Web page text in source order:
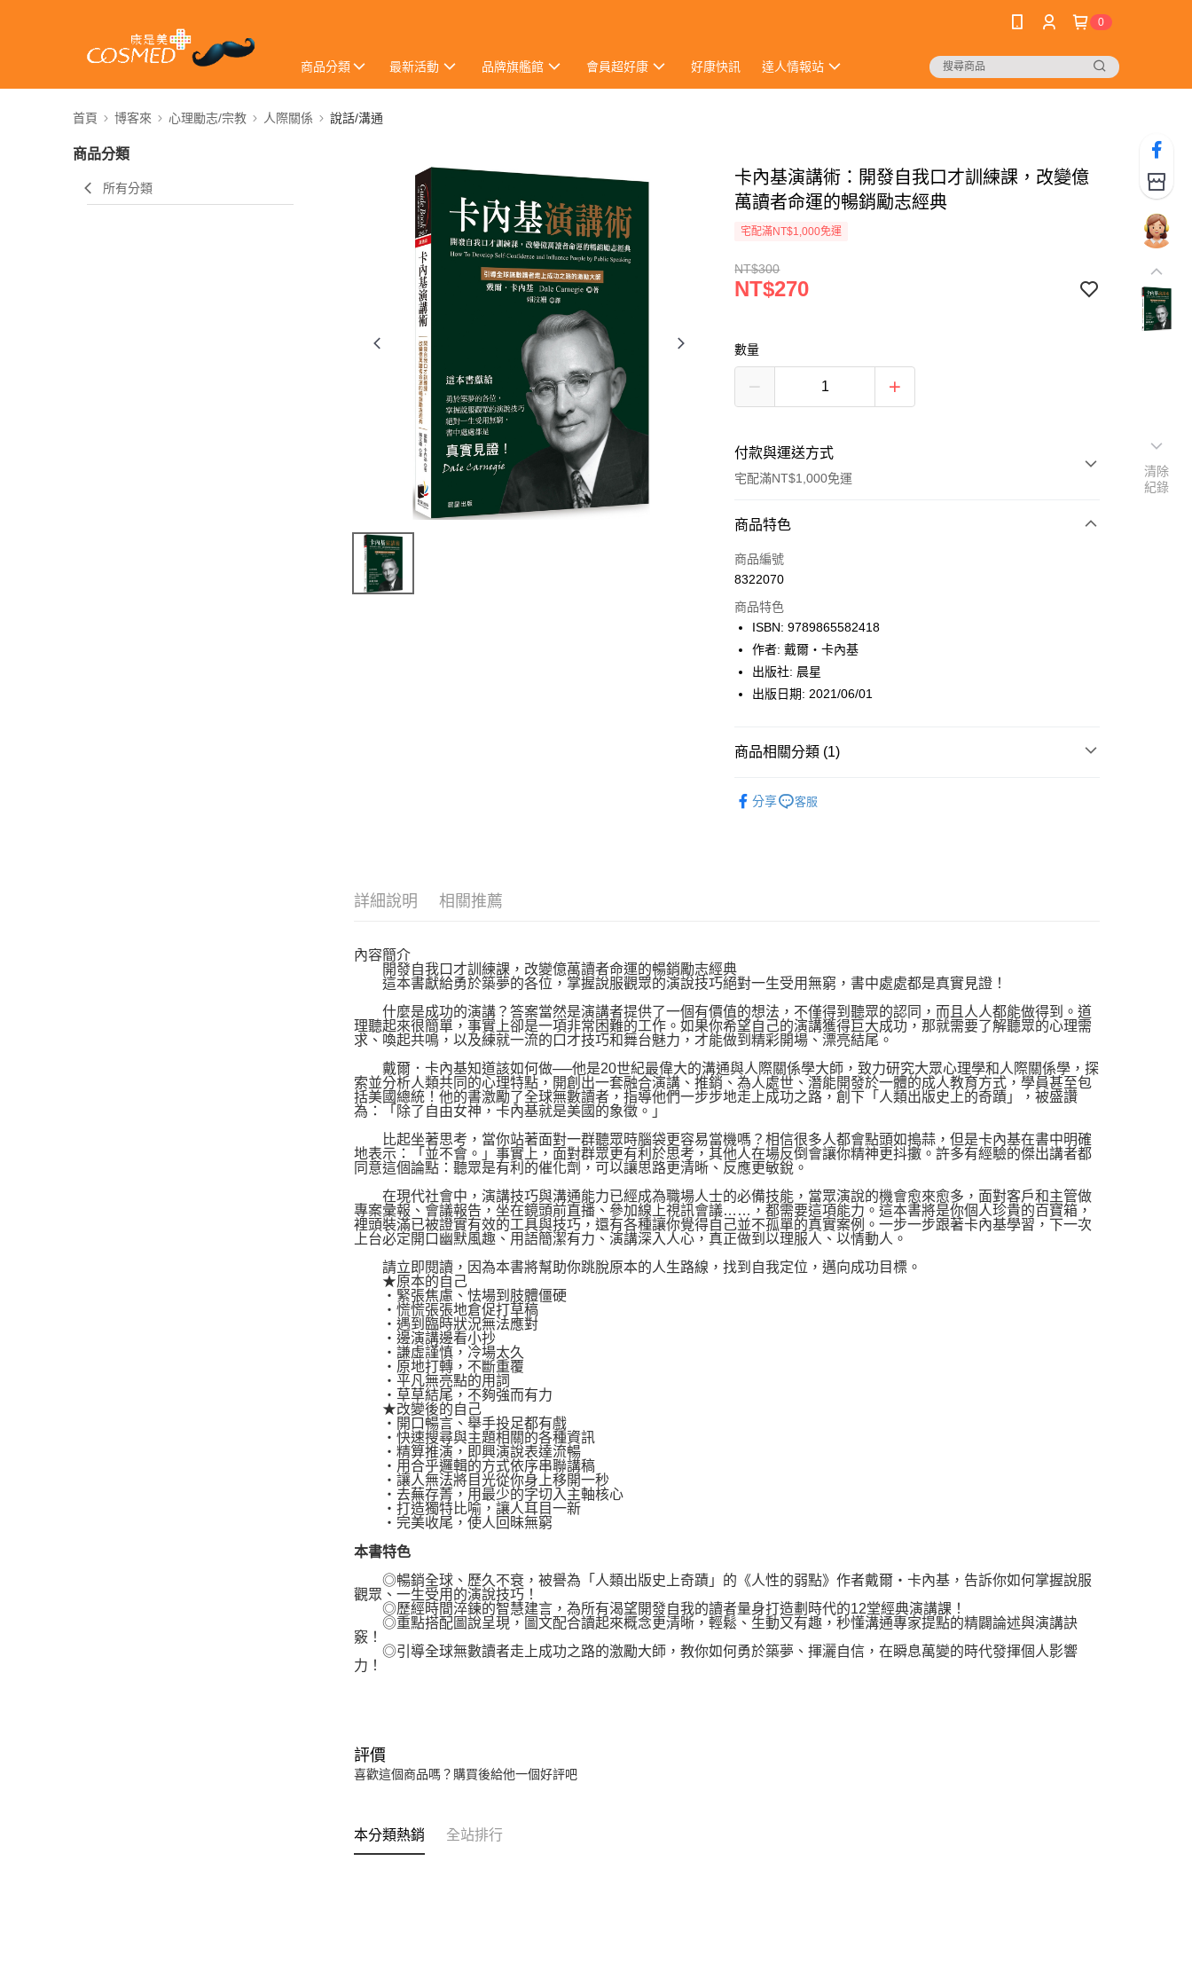
0
商品分類 最新活動 品牌旗艦館 會員超好康 好康快訊 達人情報站
首頁 博客來 心理勵志/宗教 人際關係 說話/溝通
商品分類
所有分類
卡內基演講術：開發自我口才訓練課，改變億
萬讀者命運的暢銷勵志經典
宅配滿NT$1,000免運
NT$300
NT$270
數量
付款與運送方式
宅配滿NT$1,000免運
付款方式
icash Pay
數位禮券
LINE Pay
Apple Pay
悠遊付
商品特色
商品編號
8322070
商品特色
ISBN: 9789865582418
作者: 戴爾‧卡內基
出版社: 晨星
出版日期: 2021/06/01
商品相關分類 (1)
分享
客服
詳細說明 相關推薦
內容簡介
開發自我口才訓練課，改變億萬讀者命運的暢銷勵志經典
這本書獻給勇於築夢的各位，掌握說服觀眾的演說技巧絕對一生受用無窮，書中處處都是真實見證！
什麼是成功的演講？答案當然是演講者提供了一個有價值的想法，不僅得到聽眾的認同，而且人人都能做得到。道
理聽起來很簡單，事實上卻是一項非常困難的工作。如果你希望自己的演講獲得巨大成功，那就需要了解聽眾的心理需
求、喚起共鳴，以及練就一流的口才技巧和舞台魅力，才能做到精彩開場、漂亮結尾。
戴爾．卡內基知道該如何做──他是20世紀最偉大的溝通與人際關係學大師，致力研究大眾心理學和人際關係學，探
索並分析人類共同的心理特點，開創出一套融合演講、推銷、為人處世、潛能開發於一體的成人教育方式，學員甚至包
括美國總統！他的書激勵了全球無數讀者，指導他們一步步地走上成功之路，創下「人類出版史上的奇蹟」，被盛讚
為：「除了自由女神，卡內基就是美國的象徵。」
比起坐著思考，當你站著面對一群聽眾時腦袋更容易當機嗎？相信很多人都會點頭如搗蒜，但是卡內基在書中明確
地表示：「並不會。」事實上，面對群眾更有利於思考，其他人在場反倒會讓你精神更抖擻。許多有經驗的傑出講者都
同意這個論點：聽眾是有利的催化劑，可以讓思路更清晰、反應更敏銳。
在現代社會中，演講技巧與溝通能力已經成為職場人士的必備技能，當眾演說的機會愈來愈多，面對客戶和主管做
專案彙報、會議報告，坐在鏡頭前直播、參加線上視訊會議……，都需要這項能力。這本書將是你個人珍貴的百寶箱，
裡頭裝滿已被證實有效的工具與技巧，還有各種讓你覺得自己並不孤單的真實案例。一步一步跟著卡內基學習，下一次
上台必定開口幽默風趣、用語簡潔有力、演講深入人心，真正做到以理服人、以情動人。
請立即閱讀，因為本書將幫助你跳脫原本的人生路線，找到自我定位，邁向成功目標。
★原本的自己
‧緊張焦慮、怯場到肢體僵硬
‧慌慌張張地倉促打草稿
‧遇到臨時狀況無法應對
‧邊演講邊看小抄
‧謙虛謹慎，冷場太久
‧原地打轉，不斷重覆
‧平凡無亮點的用詞
‧草草結尾，不夠強而有力
★改變後的自己
‧開口暢言、舉手投足都有戲
‧快速搜尋與主題相關的各種資訊
‧精算推演，即興演說表達流暢
‧用合乎邏輯的方式依序串聯講稿
‧讓人無法將目光從你身上移開一秒
‧去蕪存菁，用最少的字切入主軸核心
‧打造獨特比喻，讓人耳目一新
‧完美收尾，使人回昧無窮
本書特色
◎暢銷全球、歷久不衰，被譽為「人類出版史上奇蹟」的《人性的弱點》作者戴爾‧卡內基，告訴你如何掌握說服
觀眾、一生受用的演說技巧！
◎歷經時間淬鍊的智慧建言，為所有渴望開發自我的讀者量身打造劃時代的12堂經典演講課！
◎重點搭配圖說呈現，圖文配合讀起來概念更清晰，輕鬆、生動又有趣，秒懂溝通專家提點的精闢論述與演講訣
竅！
◎引導全球無數讀者走上成功之路的激勵大師，教你如何勇於築夢、揮灑自信，在瞬息萬變的時代發揮個人影響
力！
評價
喜歡這個商品嗎？購買後給他一個好評吧
本分類熱銷 全站排行
清除
紀錄